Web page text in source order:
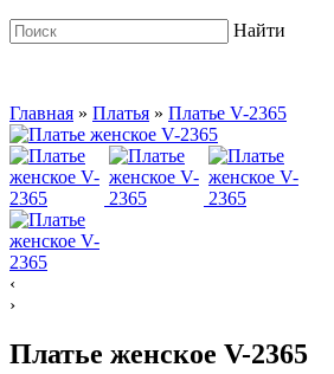
Найти
Главная » Платья » Платье V-2365
‹
›
Платье женское V-2365